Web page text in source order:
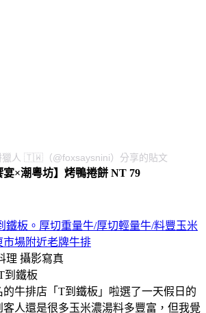
獵人 🇹🇼（@foxsaysnini）分享的貼文
×潮粵坊】烤鴨捲餅 NT 79
鐵板。厚切重量牛/厚切輕量牛/料豐玉米
場附近老牌牛排
理 攝影寫真
牛排店「T到鐵板」啦選了一天假日的
客人還是很多玉米濃湯料多豐富，但我覺